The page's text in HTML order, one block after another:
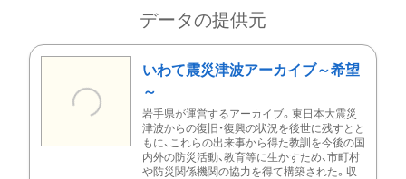
データの提供元
いわて震災津波アーカイブ～希望
～
岩手県が運営するアーカイブ。東日本大震災
津波からの復旧・復興の状況を後世に残すとと
もに、これらの出来事から得た教訓を今後の国
内外の防災活動、教育等に生かすため、市町村
や防災関係機関の協力を得て構築された。収